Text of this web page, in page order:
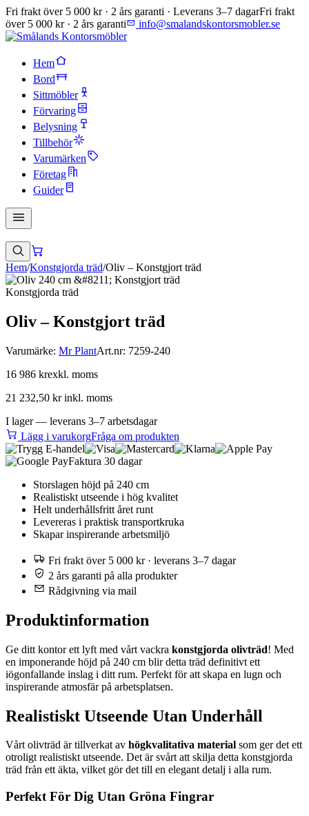
Fri frakt över 5 000 kr · 2 års garanti · Leverans 3–7 dagarFri frakt
över 5 000 kr · 2 års garanti
info@smalandskontorsmobler.se
Hem
Bord
Sittmöbler
Förvaring
Belysning
Tillbehör
Varumärken
Företag
Guider
Hem/Konstgjorda träd/Oliv – Konstgjort träd
Konstgjorda träd
Oliv – Konstgjort träd
Varumärke: Mr PlantArt.nr: 7259-240
16 986 krexkl. moms
21 232,50 krinkl. moms
I lager — leverans 3–7 arbetsdagar
Lägg i varukorgFråga om produkten
Faktura 30 dagar
Storslagen höjd på 240 cm
Realistiskt utseende i hög kvalitet
Helt underhållsfritt året runt
Levereras i praktisk transportkruka
Skapar inspirerande arbetsmiljö
Fri frakt över 5 000 kr · leverans 3–7 dagar
2 års garanti på alla produkter
Rådgivning via mail
Produktinformation
Ge ditt kontor ett lyft med vårt vackra konstgjorda olivträd! Med
en imponerande höjd på 240 cm blir detta träd definitivt ett
iögonfallande inslag i ditt rum. Perfekt för att skapa en lugn och
inspirerande atmosfär på arbetsplatsen.
Realistiskt Utseende Utan Underhåll
Vårt olivträd är tillverkat av högkvalitativa material som ger det ett
otroligt realistiskt utseende. Det är svårt att skilja detta konstgjorda
träd från ett äkta, vilket gör det till en elegant detalj i alla rum.
Perfekt För Dig Utan Gröna Fingrar